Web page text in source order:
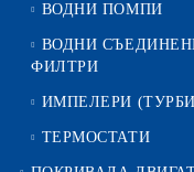
ВОДНИ ПОМПИ
ВОДНИ
ФИЛТРИ
ИМПЕЛЕРИ
ТЕРМОСТАТИ